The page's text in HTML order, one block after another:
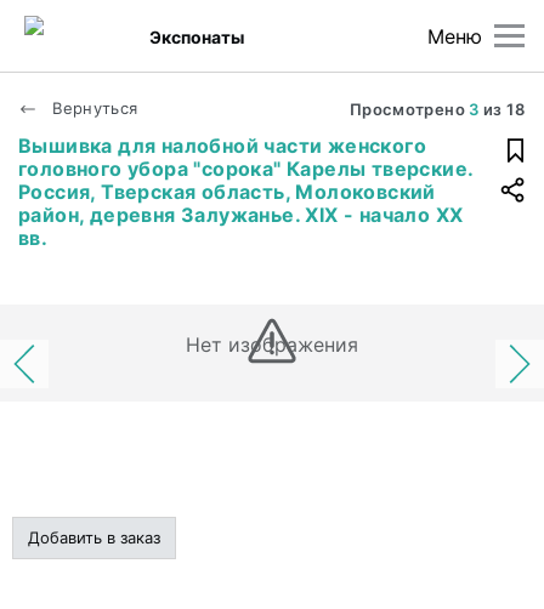
Меню
Экспонаты
Вернуться Просмотрено 3 из18
Вышивка для налобной части женского
головного убора "сорока" Карелы тверские.
Россия, Тверская область, Молоковский
район, деревня Залужанье. XIX - начало XX
вв.
Нет изображения
Добавить в заказ